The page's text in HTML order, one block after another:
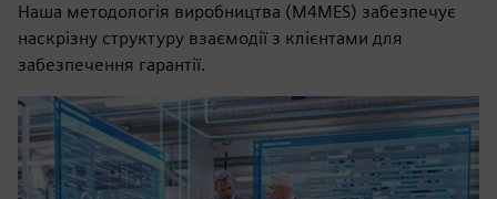
Наша методологія виробництва (M4MES) забезпечує
наскрізну структуру взаємодії з клієнтами для
забезпечення гарантії.